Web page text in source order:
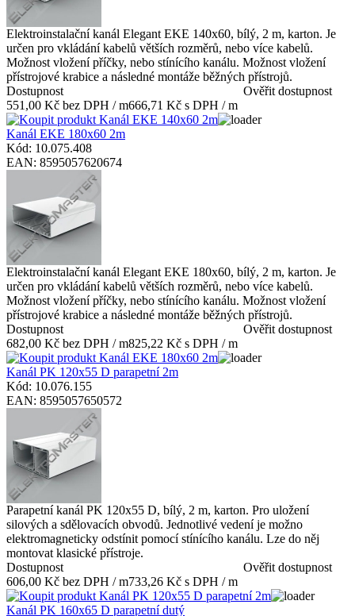
Elektroinstalační kanál Elegant EKE 140x60, bílý, 2 m, karton. Je
určen pro vkládání kabelů větších rozměrů, nebo více kabelů.
Možnost vložení příčky, nebo stínícího kanálu. Možnost vložení
přístrojové krabice a následné montáže běžných přístrojů.
Dostupnost
Ověřit dostupnost
551,00 Kč bez DPH / m666,71 Kč s DPH / m
Kanál EKE 180x60 2m
Kód: 10.075.408
EAN: 8595057620674
Elektroinstalační kanál Elegant EKE 180x60, bílý, 2 m, karton. Je
určen pro vkládání kabelů větších rozměrů, nebo více kabelů.
Možnost vložení příčky, nebo stínícího kanálu. Možnost vložení
přístrojové krabice a následné montáže běžných přístrojů.
Dostupnost
Ověřit dostupnost
682,00 Kč bez DPH / m825,22 Kč s DPH / m
Kanál PK 120x55 D parapetní 2m
Kód: 10.076.155
EAN: 8595057650572
Parapetní kanál PK 120x55 D, bílý, 2 m, karton. Pro uložení
silových a sdělovacích obvodů. Jednotlivé vedení je možno
elektromagneticky odstínit pomocí stínícího kanálu. Lze do něj
montovat klasické přístroje.
Dostupnost
Ověřit dostupnost
606,00 Kč bez DPH / m733,26 Kč s DPH / m
Kanál PK 160x65 D parapetní dutý